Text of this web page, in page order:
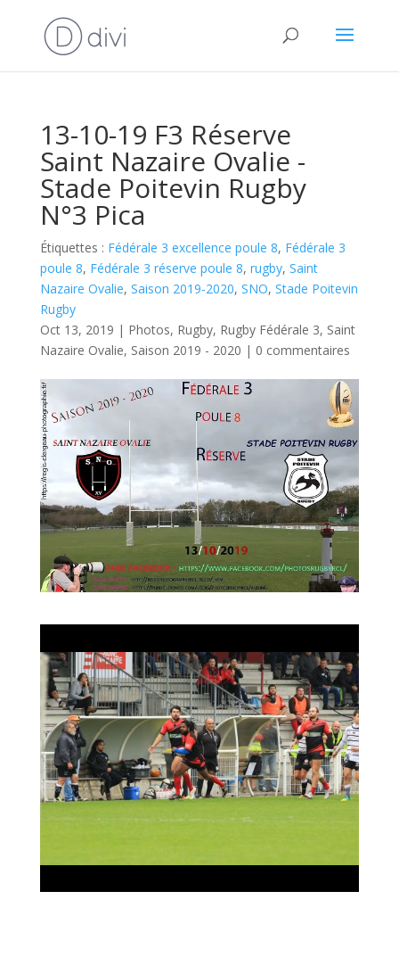
13-10-19 F3 Réserve
Saint Nazaire Ovalie -
Stade Poitevin Rugby
N°3 Pica
Étiquettes : Fédérale 3 excellence poule 8, Fédérale 3
poule 8, Fédérale 3 réserve poule 8, rugby, Saint
Nazaire Ovalie, Saison 2019-2020, SNO, Stade Poitevin
Rugby
Oct 13, 2019 | Photos, Rugby, Rugby Fédérale 3, Saint
Nazaire Ovalie, Saison 2019 - 2020 | 0 commentaires